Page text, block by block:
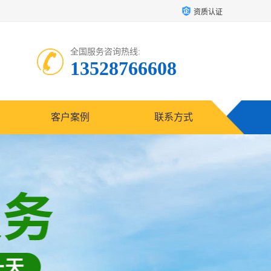
资质认证
全国服务咨询热线:
13528766608
客户案例 联系方式